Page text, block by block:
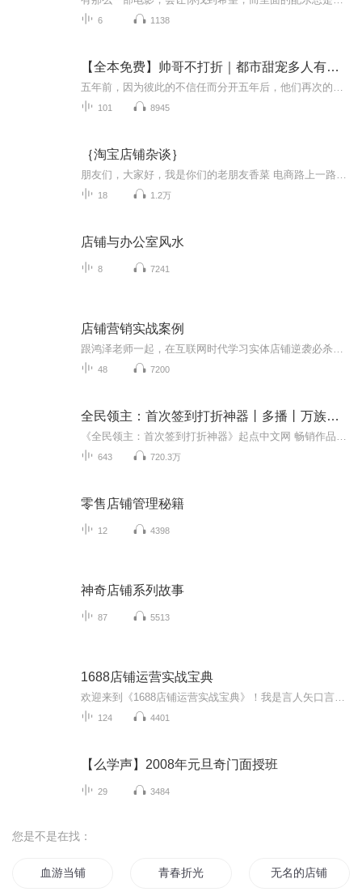
6 1138
【全本免费】帅哥不打折｜都市甜宠多人有声剧
101 8945
｛淘宝店铺杂谈｝
18 1.2万
店铺与办公室风水
8 7241
店铺营销实战案例
48 7200
全民领主：首次签到打折神器丨多播丨万族争霸人族逆袭
643 720.3万
零售店铺管理秘籍
12 4398
神奇店铺系列故事
87 5513
1688店铺运营实战宝典
124 4401
【么学声】2008年元旦奇门面授班
29 3484
您是不是在找：
血游当铺 青春折光 无名的店铺